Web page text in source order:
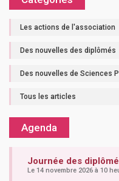
Les actions de l'association
Des nouvelles des diplômés
Des nouvelles de Sciences
Tous les articles
Agenda
Journée des
Le 14 novembre 2026 à 10